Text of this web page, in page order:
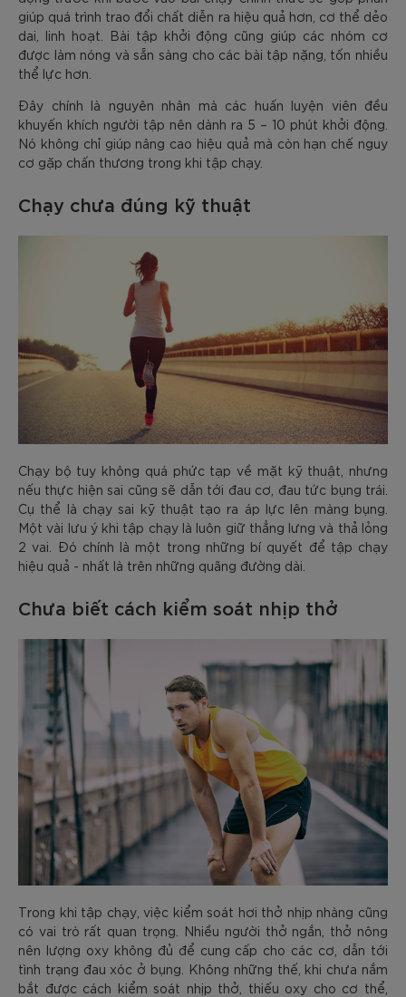
giúp quá trình trao đổi chất diễn ra hiệu quả hơn, cơ thể dẻo
dai, linh hoạt. Bài tập khởi động cũng giúp các nhóm cơ
được làm nóng và sẵn sàng cho các bài tập nặng, tốn nhiều
thể lực hơn.
Đây chính là nguyên nhân mà các huấn luyện viên đều
khuyến khích người tập nên dành ra 5 – 10 phút khởi động.
Nó không chỉ giúp nâng cao hiệu quả mà còn hạn chế nguy
cơ gặp chấn thương trong khi tập chạy.
Chạy chưa đúng kỹ thuật
Chạy bộ tuy không quá phức tạp về mặt kỹ thuật, nhưng
nếu thực hiện sai cũng sẽ dẫn tới đau cơ, đau tức bụng trái.
Cụ thể là chạy sai kỹ thuật tạo ra áp lực lên màng bụng.
Một vài lưu ý khi tập chạy là luôn giữ thẳng lưng và thả lỏng
2 vai. Đó chính là một trong những bí quyết để tập chạy
hiệu quả - nhất là trên những quãng đường dài.
Chưa biết cách kiểm soát nhịp thở
Trong khi tập chạy, việc kiểm soát hơi thở nhịp nhàng cũng
có vai trò rất quan trọng. Nhiều người thở ngắn, thở nông
nên lượng oxy không đủ để cung cấp cho các cơ, dẫn tới
tình trạng đau xóc ở bụng. Không những thế, khi chưa nắm
bắt được cách kiểm soát nhịp thở, thiếu oxy cho cơ thể,